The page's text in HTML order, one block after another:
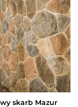
skarb Mazur